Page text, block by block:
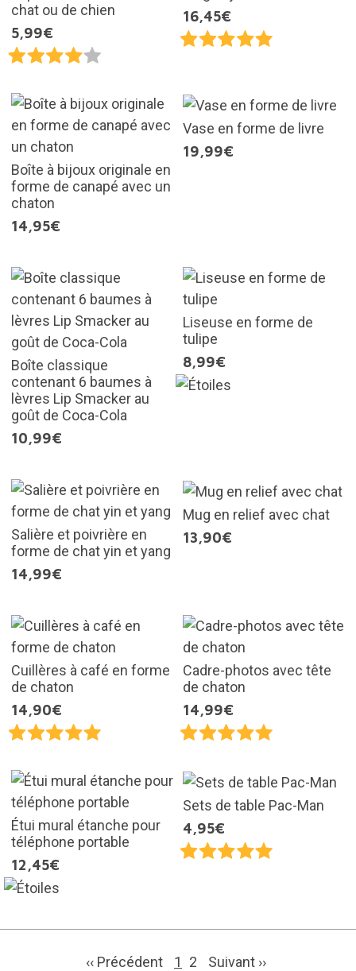
chat ou de chien
5,99€
16,45€
Boîte à bijoux originale en
forme de canapé avec un
chaton
14,95€
Vase en forme de livre
19,99€
Boîte classique
contenant 6 baumes à
lèvres Lip Smacker au
goût de Coca-Cola
10,99€
Liseuse en forme de
tulipe
8,99€
Salière et poivrière en
forme de chat yin et yang
14,99€
Mug en relief avec chat
13,90€
Cuillères à café en forme
de chaton
14,90€
Cadre-photos avec tête
de chaton
14,99€
Étui mural étanche pour
téléphone portable
12,45€
Sets de table Pac-Man
4,95€
‹‹ Précédent 1 2 Suivant ››